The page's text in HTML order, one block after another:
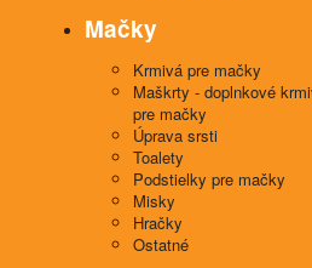
Mačky
Krmivá pre mačky
Maškrty - doplnkové
pre mačky
Úprava srsti
Toalety
Podstielky pre mačky
Misky
Hračky
Ostatné